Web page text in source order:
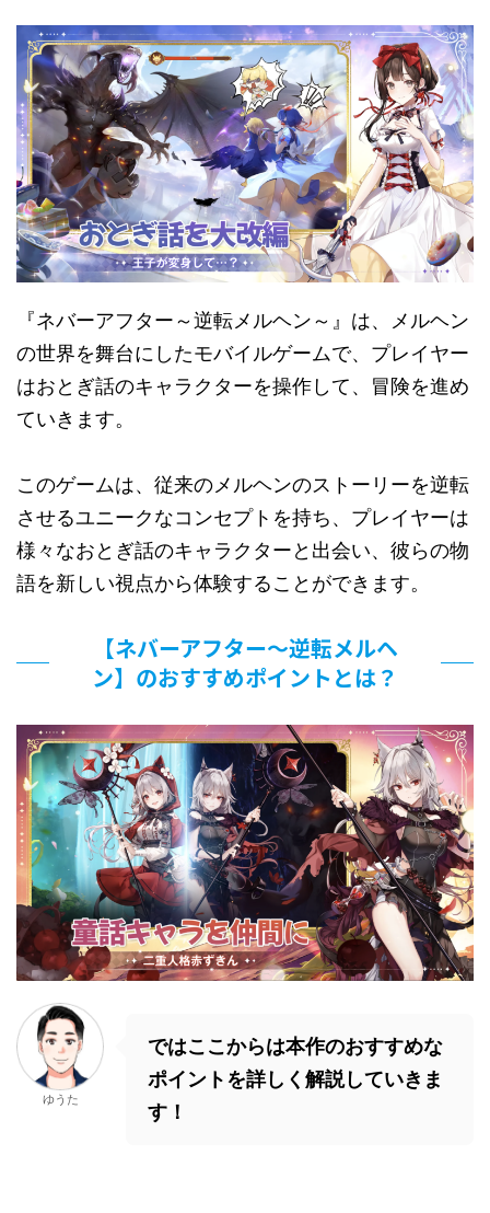
『ネバーアフター～逆転メルヘン～』は、メルヘン
の世界を舞台にしたモバイルゲームで、プレイヤー
はおとぎ話のキャラクターを操作して、冒険を進め
ていきます。
このゲームは、従来のメルヘンのストーリーを逆転
させるユニークなコンセプトを持ち、プレイヤーは
様々なおとぎ話のキャラクターと出会い、彼らの物
語を新しい視点から体験することができます。
【ネバーアフター〜逆転メルヘ
ン】のおすすめポイントとは？
ゆうた
ではここからは本作のおすすめな
ポイントを詳しく解説していきま
す！